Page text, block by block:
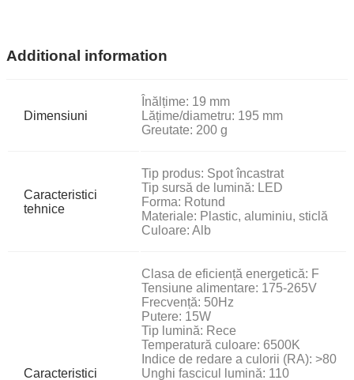
Additional information
Dimensiuni
Înălțime: 19 mm
Lățime/diametru: 195 mm
Greutate: 200 g
Caracteristici
tehnice
Tip produs: Spot încastrat
Tip sursă de lumină: LED
Forma: Rotund
Materiale: Plastic, aluminiu, sticlă
Culoare: Alb
Caracteristici
Clasa de eficiență energetică: F
Tensiune alimentare: 175-265V
Frecvență: 50Hz
Putere: 15W
Tip lumină: Rece
Temperatură culoare: 6500K
Indice de redare a culorii (RA): >80
Unghi fascicul lumină: 110